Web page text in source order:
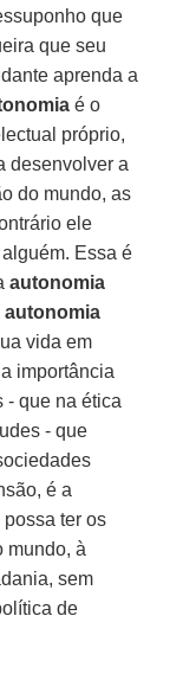
que
que seu
aprenda a
é o
próprio,
desenvolver a
do mundo, as
ele
Essa é
autonomia
autonomia
vida em
importância
- que na ética
- que
é a
ter os
mundo, à
sem
de